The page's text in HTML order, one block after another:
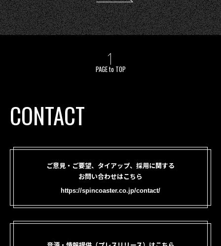
PAGE to TOP
CONTACT
ご意見・ご要望、タイアップ、採用に関する
お問い合わせはこちら
https://spincoaster.co.jp/contact/